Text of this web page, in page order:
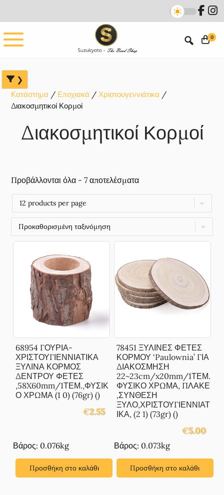
main
content
primary
sidebar
footer
0
Κατάστημα Εποχιακά
Χριστουγεννιάτικα
Διακοσμητικοί Κορμοί
Διακοσμητικοί Κορμοί
Προβάλλονται όλα - 7 αποτελέσματα
68954 ΓΟΥΡΙΑ-
ΧΡΙΣΤΟΥΓΙΕΝΝΙΑΤΙΚΑ
ΞΥΛΙΝΑ ΚΟΡΜΟΣ
ΔΕΝΤΡΟΥ ΦΕΤΕΣ
,58X60mm/1ΤΕΜ.,ΦΥΣΙΚ
Ο ΧΡΩΜΑ (1 0) (76gr) ()
€2.55
Βάρος: 0.076kg
Προσθήκη στο καλάθι
78451 ΞΥΛΙΝΕΣ ΦΕΤΕΣ
ΚΟΡΜΟΥ ‘Paulownia’ ΓΙΑ
ΔΙΑΚΟΣΜΗΣΗ
22~23cm/x20mm/1ΤΕΜ.
ΦΥΣΙΚΟ ΧΡΩΜΑ, ΠΛΑΚΕ
,ΣΥΝΘΕΣΗ
ΞΥΛΟ,ΧΡΙΣΤΟΥΓΙΕΝΝΙΑΤ
ΙΚΑ, (2 1) (73gr) ()
€5.00
Βάρος: 0.073kg
Προσθήκη στο καλάθι